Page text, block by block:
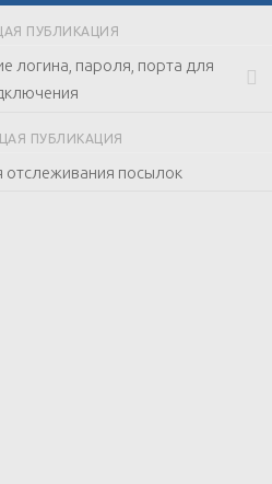
ПУБЛИКАЦИЯ
логина, пароля, порта для
ПУБЛИКАЦИЯ
отслеживания посылок